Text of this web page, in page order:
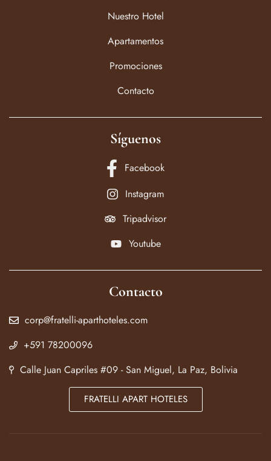
Nuestro Hotel
Apartamentos
Promociones
Contacto
Síguenos
Facebook
Instagram
Tripadvisor
Youtube
Contacto
corp@fratelli-aparthoteles.com
+591 78200096
Calle Juan Capriles #09 - San Miguel, La Paz, Bolivia
FRATELLI APART HOTELES